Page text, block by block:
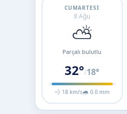
CUMARTESI
8 Ağu
⛅
Parçalı bulutlu
32°/18°
💨 18 km/s🌧 0.0 mm